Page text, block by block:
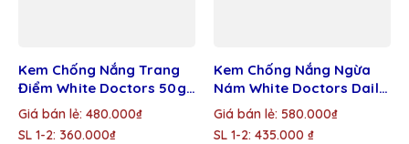
Kem Chống Nắng Trang
Điểm White Doctors 50g
– Giá Sỉ Cho Đại Lý
Giá bán lẻ: 480.000₫
SL 1-2: 360.000₫
Kem Chống Nắng Ngừa
Nám White Doctors Daily
Uv Care Chính Hãng GIÁ
SỈ 40g
Giá bán lẻ: 580.000₫
SL 1-2: 435.000 ₫